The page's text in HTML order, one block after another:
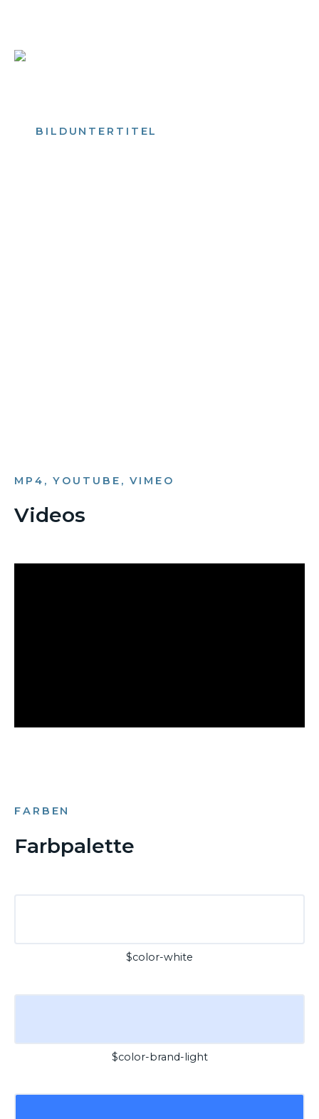
BILDUNTERTITEL
MP4, YOUTUBE, VIMEO
Videos
FARBEN
Farbpalette
$color-white
$color-brand-light